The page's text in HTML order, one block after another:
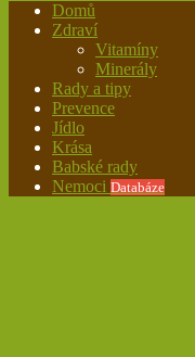
Domů
Zdraví
Vitamíny
Minerály
Rady a tipy
Prevence
Jídlo
Krása
Babské rady
Nemoci Databáze